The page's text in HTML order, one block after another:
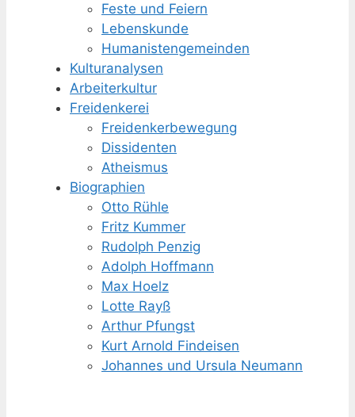
Feste und Feiern
Lebenskunde
Humanisten­gemeinden
Kulturanalysen
Arbeiterkultur
Freidenkerei
Freidenker­bewegung
Dissidenten
Atheismus
Biographien
Otto Rühle
Fritz Kummer
Rudolph Penzig
Adolph Hoffmann
Max Hoelz
Lotte Rayß
Arthur Pfungst
Kurt Arnold Findeisen
Johannes und Ursula Neumann